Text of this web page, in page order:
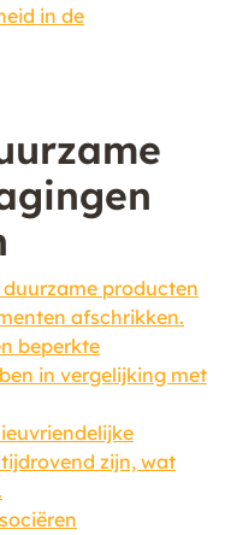
in de
producten
afschrikken.
beperkte
in vergelijking met
zijn, wat